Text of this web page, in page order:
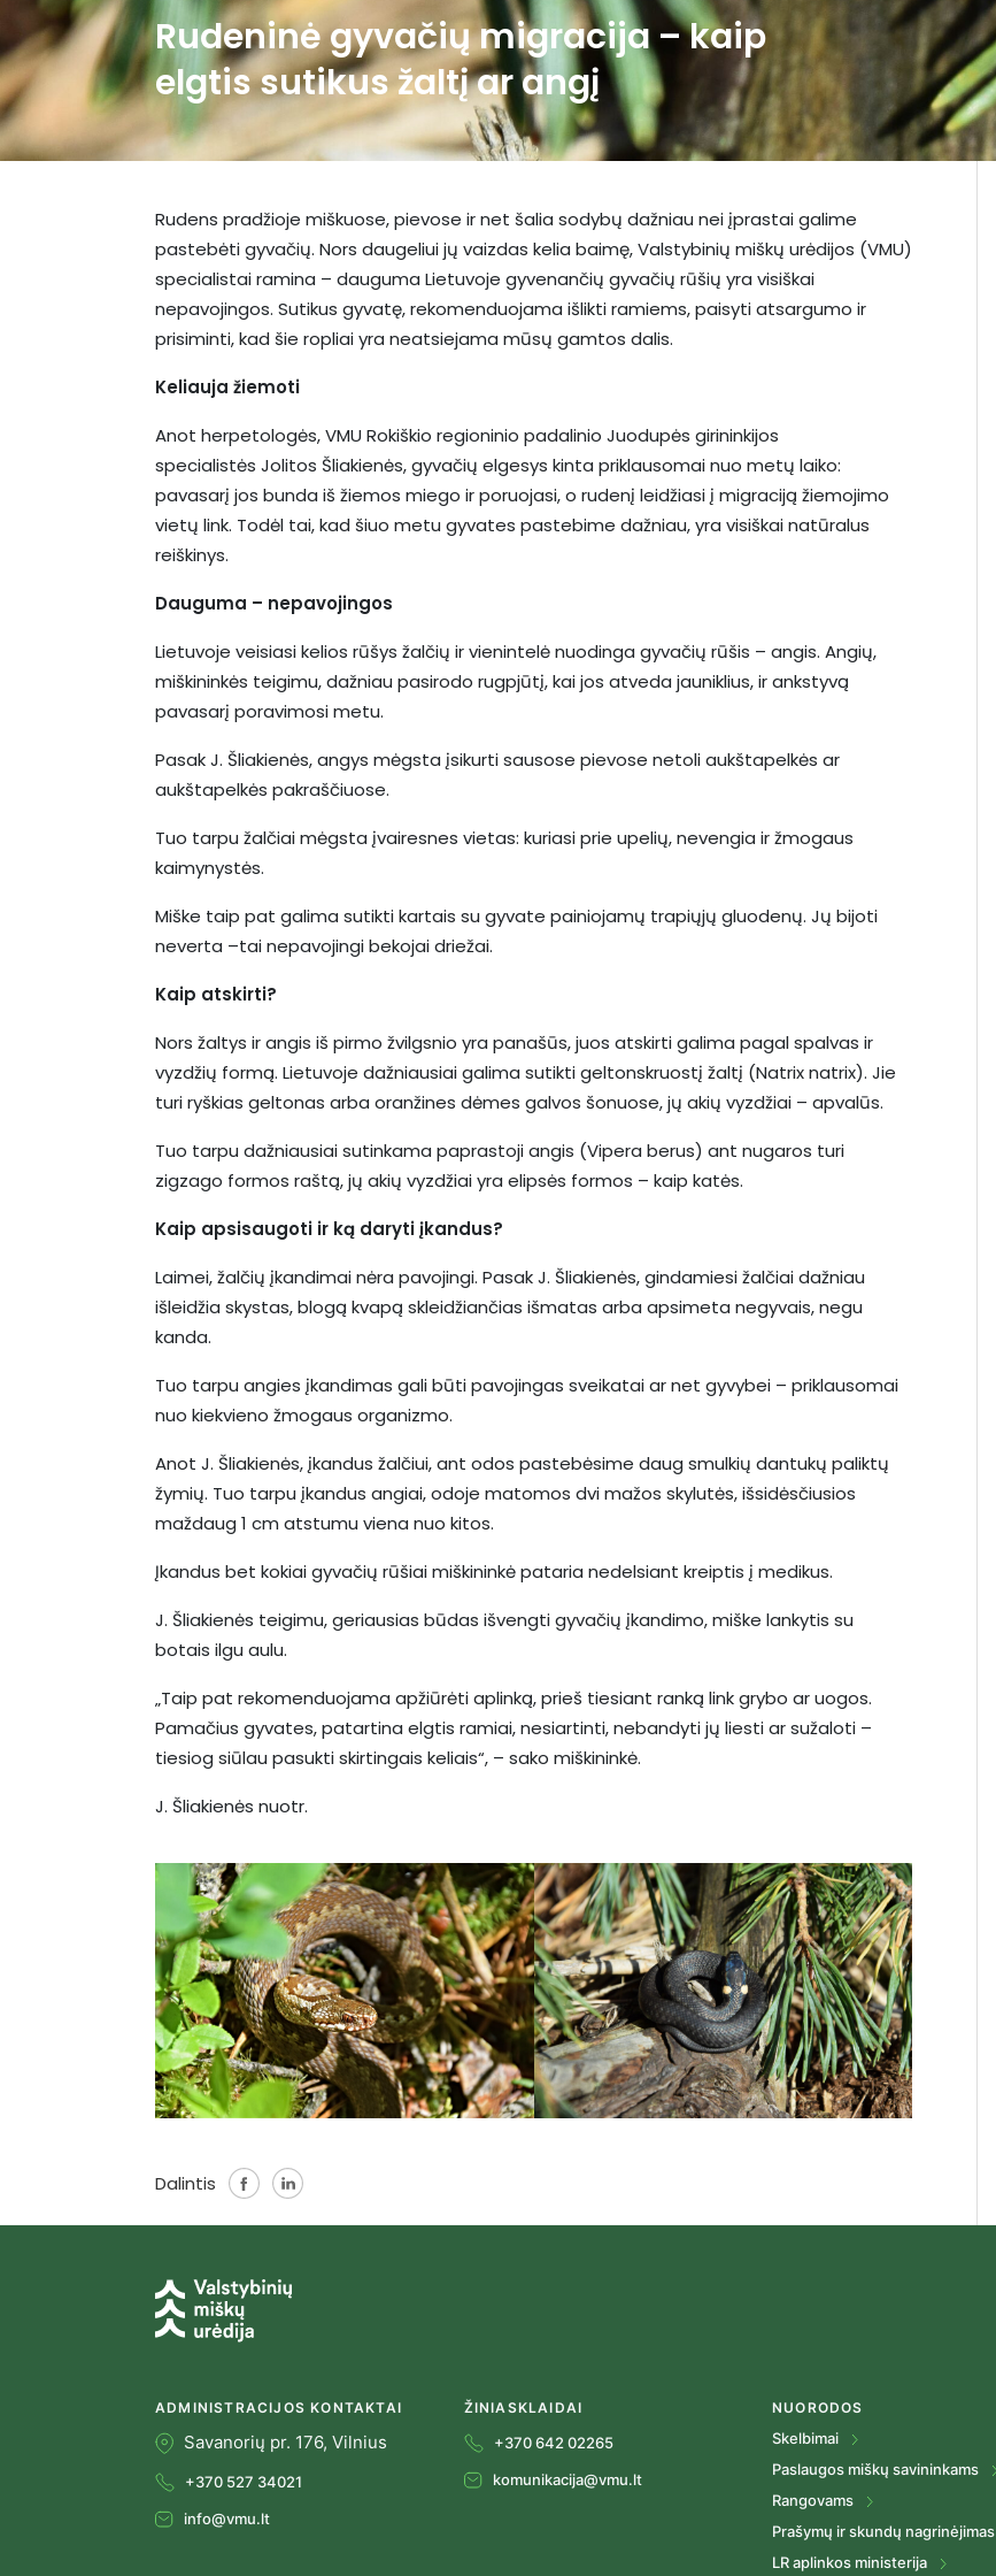
Rudeninė gyvačių migracija – kaip
elgtis sutikus žaltį ar angį
Rudens pradžioje miškuose, pievose ir net šalia sodybų dažniau nei įprastai galime
pastebėti gyvačių. Nors daugeliui jų vaizdas kelia baimę, Valstybinių miškų urėdijos (VMU)
specialistai ramina – dauguma Lietuvoje gyvenančių gyvačių rūšių yra visiškai
nepavojingos. Sutikus gyvatę, rekomenduojama išlikti ramiems, paisyti atsargumo ir
prisiminti, kad šie ropliai yra neatsiejama mūsų gamtos dalis.
Keliauja žiemoti
Anot herpetologės, VMU Rokiškio regioninio padalinio Juodupės girininkijos
specialistės Jolitos Šliakienės, gyvačių elgesys kinta priklausomai nuo metų laiko:
pavasarį jos bunda iš žiemos miego ir poruojasi, o rudenį leidžiasi į migraciją žiemojimo
vietų link. Todėl tai, kad šiuo metu gyvates pastebime dažniau, yra visiškai natūralus
reiškinys.
Dauguma – nepavojingos
Lietuvoje veisiasi kelios rūšys žalčių ir vienintelė nuodinga gyvačių rūšis – angis. Angių,
miškininkės teigimu, dažniau pasirodo rugpjūtį, kai jos atveda jauniklius, ir ankstyvą
pavasarį poravimosi metu.
Pasak J. Šliakienės, angys mėgsta įsikurti sausose pievose netoli aukštapelkės ar
aukštapelkės pakraščiuose.
Tuo tarpu žalčiai mėgsta įvairesnes vietas: kuriasi prie upelių, nevengia ir žmogaus
kaimynystės.
Miške taip pat galima sutikti kartais su gyvate painiojamų trapiųjų gluodenų. Jų bijoti
neverta –tai nepavojingi bekojai driežai.
Kaip atskirti?
Nors žaltys ir angis iš pirmo žvilgsnio yra panašūs, juos atskirti galima pagal spalvas ir
vyzdžių formą. Lietuvoje dažniausiai galima sutikti geltonskruostį žaltį (Natrix natrix). Jie
turi ryškias geltonas arba oranžines dėmes galvos šonuose, jų akių vyzdžiai – apvalūs.
Tuo tarpu dažniausiai sutinkama paprastoji angis (Vipera berus) ant nugaros turi
zigzago formos raštą, jų akių vyzdžiai yra elipsės formos – kaip katės.
Kaip apsisaugoti ir ką daryti įkandus?
Laimei, žalčių įkandimai nėra pavojingi. Pasak J. Šliakienės, gindamiesi žalčiai dažniau
išleidžia skystas, blogą kvapą skleidžiančias išmatas arba apsimeta negyvais, negu
kanda.
Tuo tarpu angies įkandimas gali būti pavojingas sveikatai ar net gyvybei – priklausomai
nuo kiekvieno žmogaus organizmo.
Anot J. Šliakienės, įkandus žalčiui, ant odos pastebėsime daug smulkių dantukų paliktų
žymių. Tuo tarpu įkandus angiai, odoje matomos dvi mažos skylutės, išsidėsčiusios
maždaug 1 cm atstumu viena nuo kitos.
Įkandus bet kokiai gyvačių rūšiai miškininkė pataria nedelsiant kreiptis į medikus.
J. Šliakienės teigimu, geriausias būdas išvengti gyvačių įkandimo, miške lankytis su
botais ilgu aulu.
„Taip pat rekomenduojama apžiūrėti aplinką, prieš tiesiant ranką link grybo ar uogos.
Pamačius gyvates, patartina elgtis ramiai, nesiartinti, nebandyti jų liesti ar sužaloti –
tiesiog siūlau pasukti skirtingais keliais“, – sako miškininkė.
J. Šliakienės nuotr.
Dalintis
ADMINISTRACIJOS KONTAKTAI
Savanorių pr. 176, Vilnius
+370 527 34021
info@vmu.lt
ŽINIASKLAIDAI
+370 642 02265
komunikacija@vmu.lt
NUORODOS
Skelbimai
Paslaugos miškų savininkams
Rangovams
Prašymų ir skundų nagrinėjimas
LR aplinkos ministerija